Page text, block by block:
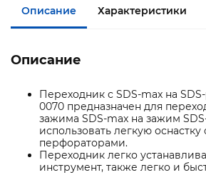
Описание Характеристики
Описание
Переходник с SDS-max на
0070 предназначен для
зажима SDS-max на зажим
использовать легкую
перфораторами.
Переходник легко
инструмент, также легко и